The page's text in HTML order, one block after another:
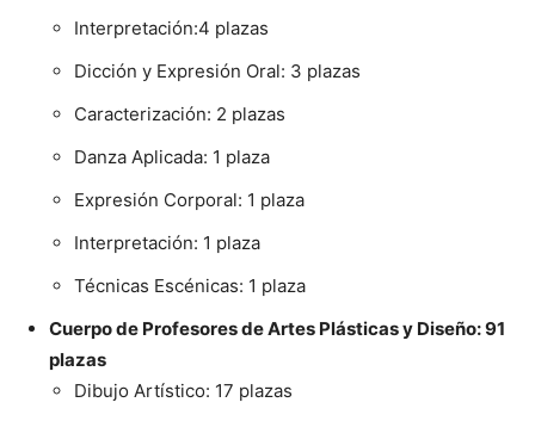
Interpretación:4 plazas
Dicción y Expresión Oral: 3 plazas
Caracterización: 2 plazas
Danza Aplicada: 1 plaza
Expresión Corporal: 1 plaza
Interpretación: 1 plaza
Técnicas Escénicas: 1 plaza
Cuerpo de Profesores de Artes Plásticas y Diseño: 91
plazas
Dibujo Artístico: 17 plazas